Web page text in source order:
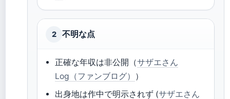
2 不明な点
正確な年収は非公開（サザエさん
Log（ファンブログ） ）
出身地は作中で明示されず (サザエさん